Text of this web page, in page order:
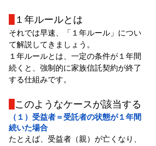
１年ルールとは
それでは早速、「１年ルール」につい
て解説してきましょう。
１年ルールとは、一定の条件が１年間
続くと、強制的に家族信託契約が終了
する仕組みです。
このようなケースが該当する
（１）受益者＝受託者の状態が１年間
続いた場合
たとえば、受益者（親）が亡くなり、